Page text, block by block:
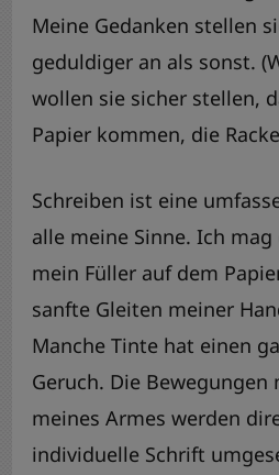
Meine Gedanken stellen
geduldiger an als sonst.
wollen sie sicher stellen,
Papier kommen, die
Schreiben ist eine
alle meine Sinne. Ich mag
mein Füller auf dem
sanfte Gleiten meiner
Manche Tinte hat einen
Geruch. Die Bewegungen
meines Armes werden
individuelle Schrift